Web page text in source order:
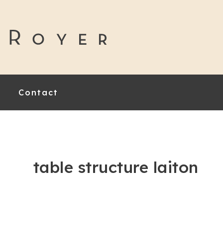
Contact
table structure laiton